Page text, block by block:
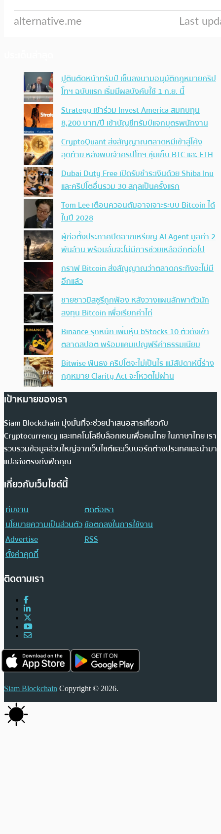
ปูตินตัดหน้าทรัมป์ เซ็นลงนามอนุมัติกฎหมายคริป
โทฯ ฉบับแรก เริ่มมีผลบังคับใช้ 1 ก.ย. นี้
Strategy เข้าร่วม Invest America สมทบทุน
8,200 บาท/ปี เข้าบัญชีทรัมป์แจกบุตรพนักงาน
CryptoQuant ส่งสัญญาณตลาดหมีเข้าสู่โค้ง
สุดท้าย หลังพบเจ้าคริปโทฯ ซุ่มเก็บ BTC และ ETH
Dubai Duty Free เปิดรับชำระเงินด้วย Shiba Inu
และคริปโตอื่นรวม 30 สกุลเป็นครั้งแรก
Tom Lee เตือนควอนตัมอาจเจาะระบบ Bitcoin ได้
ในปี 2028
ผู้ก่อตั้งประกาศปิดฉากเหรียญ AI Agent มูลค่า 2
พันล้าน พร้อมลั่นจะไม่มีการช่วยเหลืออีกต่อไป
กราฟ Bitcoin ส่งสัญญาณว่าตลาดกระทิงจะไม่มี
อีกแล้ว
ชายชาวมิสซูรีถูกฟ้อง หลังวางแผนลักพาตัวนัก
ลงทุน Bitcoin เพื่อเรียกค่าไถ่
Binance รุกหนัก เพิ่มหุ้น bStocks 10 ตัวดังเข้า
ตลาดสปอต พร้อมแคมเปญฟรีค่าธรรมเนียม
Bitwise ฟันธง คริปโตจะไม่เป็นไร แม้สัปดาห์นี้ร่าง
กฎหมาย Clarity Act จะโหวตไม่ผ่าน
เป้าหมายของเรา
Siam Blockchain มุ่งมั่นที่จะช่วยนำเสนอสารเกี่ยวกับ
Cryptocurrency และเทคโนโลยีบล็อกเชนเพื่อคนไทย ในภาษาไทย เรา
รวบรวมข้อมูลส่วนใหญ่จากเว็บไซต์และเว็บบอร์ดต่างประเทศและนำมา
แปลส่งตรงถึงฟีดคุณ
เกี่ยวกับเว็บไซต์นี้
ทีมงาน
ติดต่อเรา
นโยบายความเป็นส่วนตัวข้อตกลงในการใช้งาน
Advertise
RSS
ตั้งค่าคุกกี้
ติดตามเรา
Siam Blockchain Copyright © 2026.